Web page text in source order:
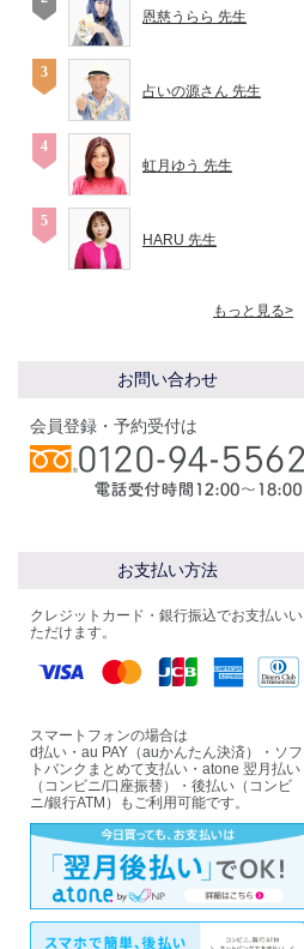
恩慈うらら 先生
占いの源さん 先生
虹月ゆう 先生
HARU 先生
もっと見る>
お問い合わせ
会員登録・予約受付は
お支払い方法
クレジットカード・銀行振込でお支払いい
ただけます。
スマートフォンの場合は
d払い・au PAY（auかんたん決済）・ソフ
トバンクまとめて支払い・atone 翌月払い
（コンビニ/口座振替）・後払い（コンビ
ニ/銀行ATM）もご利用可能です。